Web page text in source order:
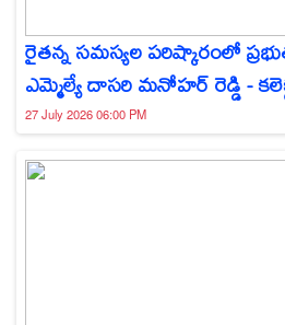
రైతన్న సమస్యల పరిష్కారంలో
ఎమ్మెల్యే దాసరి మనోహర్ రెడ్డి -
27 July 2026 06:00 PM